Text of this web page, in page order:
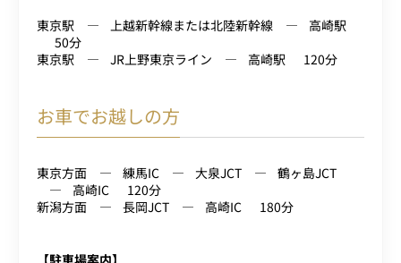
東京駅
上越新幹線または北陸新幹線
高崎駅
50分
東京駅
JR上野東京ライン 高崎駅 120分
お車でお越しの方
東京方面 練馬IC 大泉JCT
鶴ヶ島JCT
高崎IC
120分
新潟方面
長岡JCT 高崎IC 180分
【駐車場案内】